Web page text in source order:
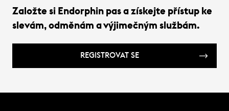
Založte si Endorphin pas a získejte přístup ke
slevám, odměnám a výjimečným službám.
REGISTROVAT SE